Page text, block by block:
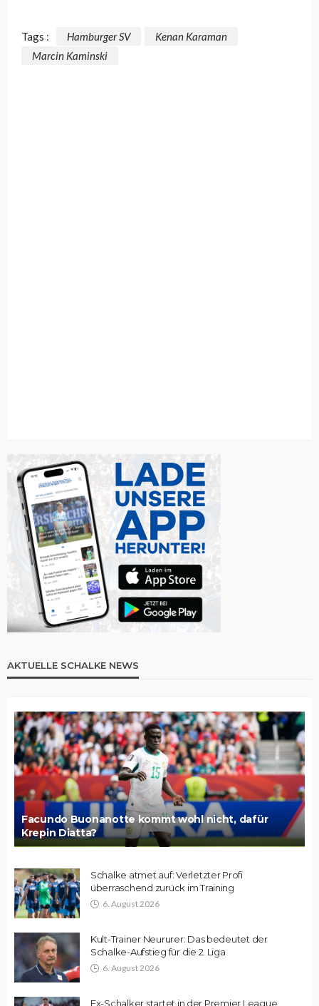
Tags : Hamburger SV
Kenan Karaman
Marcin Kaminski
AKTUELLE SCHALKE NEWS
Facundo Buonanotte kommt wohl nicht, dafür
Krepin Diatta?
Schalke atmet auf: Verletzter Profi
überraschend zurück im Training
6. August 2026
Kult-Trainer Neururer: Das bedeutet der
Schalke-Aufstieg für die 2. Liga
6. August 2026
Ex-Schalker startet in der Premier League